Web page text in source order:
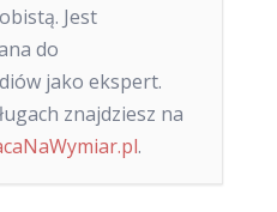
Jest
do
jako ekspert.
znajdziesz na
.